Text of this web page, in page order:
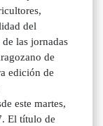
del
las jornadas
de
edición de
este martes,
El título de